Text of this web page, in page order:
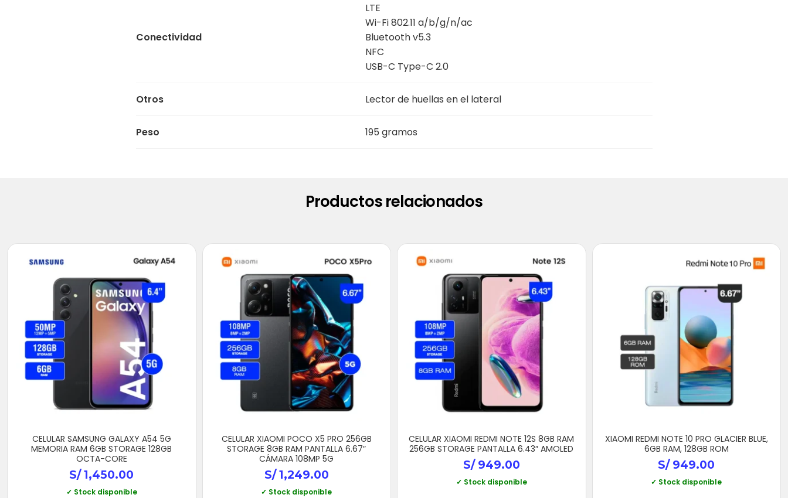
Conectividad
LTE
Wi-Fi 802.11 a/b/g/n/ac
Bluetooth v5.3
NFC
USB-C Type-C 2.0
Otros Lector de huellas en el lateral
Peso 195 gramos
Productos relacionados
CELULAR SAMSUNG GALAXY A54 5G
MEMORIA RAM 6GB STORAGE 128GB
OCTA-CORE
S/1,450.00
✓ Stock disponible
CELULAR XIAOMI POCO X5 PRO 256GB
STORAGE 8GB RAM PANTALLA 6.67″
CÁMARA 108MP 5G
S/1,249.00
✓ Stock disponible
CELULAR XIAOMI REDMI NOTE 12S 8GB RAM
256GB STORAGE PANTALLA 6.43″ AMOLED
S/949.00
✓ Stock disponible
XIAOMI REDMI NOTE 10 PRO GLACIER BLUE,
6GB RAM, 128GB ROM
S/949.00
✓ Stock disponible